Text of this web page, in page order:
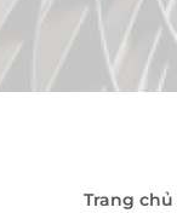
Trang chủ